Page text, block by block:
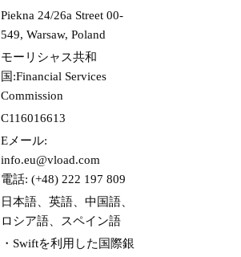
Piekna 24/26a Street 00-
549, Warsaw, Poland
モーリシャス共和
国:Financial Services
Commission
C116016613
Eメール:
info.eu@vload.com
電話: (+48) 222 197 809
日本語、英語、中国語、
ロシア語、スペイン語
・Swiftを利用した国際銀